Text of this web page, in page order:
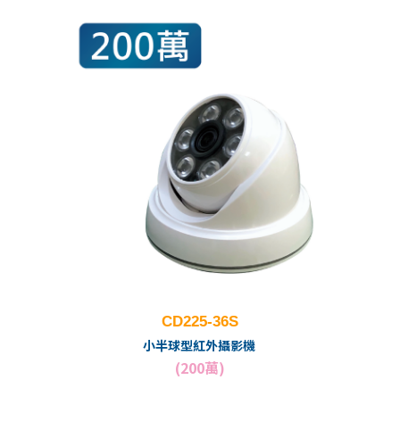
CD225-36S
小半球型紅外攝影機
(200萬)